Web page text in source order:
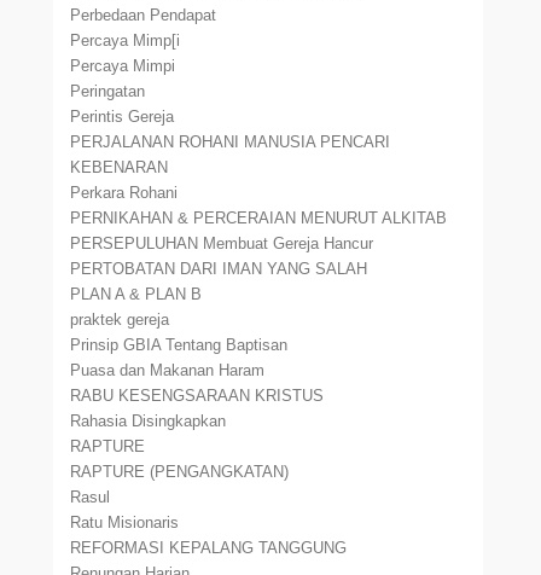
Perbedaan Pendapat
Percaya Mimp[i
Percaya Mimpi
Peringatan
Perintis Gereja
PERJALANAN ROHANI MANUSIA PENCARI
KEBENARAN
Perkara Rohani
PERNIKAHAN & PERCERAIAN MENURUT ALKITAB
PERSEPULUHAN Membuat Gereja Hancur
PERTOBATAN DARI IMAN YANG SALAH
PLAN A & PLAN B
praktek gereja
Prinsip GBIA Tentang Baptisan
Puasa dan Makanan Haram
RABU KESENGSARAAN KRISTUS
Rahasia Disingkapkan
RAPTURE
RAPTURE (PENGANGKATAN)
Rasul
Ratu Misionaris
REFORMASI KEPALANG TANGGUNG